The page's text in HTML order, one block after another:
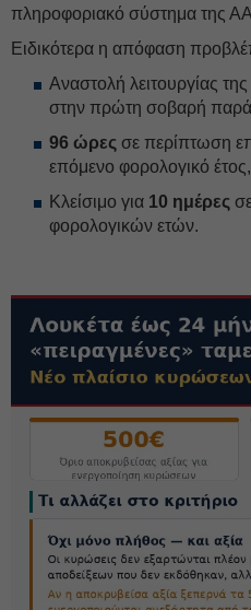
πληροφοριακό σύστημα της
Ειδικότερα η απόφαση
Αναστολή λειτουργίας
στην πρώτη σοβαρή
96 ώρες σε περίπτωση
επόμενο φορολογικό έτος,
Κλείσιμο για 10 ημέρες
φορολογικών ετών.